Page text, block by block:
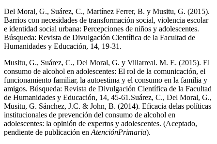
Del Moral, G., Suárez, C., Martínez Ferrer, B. y Musitu, G. (2015).
Barrios con necesidades de transformación social, violencia escolar
e identidad social urbana: Percepciones de niños y adolescentes.
Búsqueda: Revista de Divulgación Científica de la Facultad de
Humanidades y Educación, 14, 19-31.
Musitu, G., Suárez, C., Del Moral, G. y Villarreal. M. E. (2015). El
consumo de alcohol en adolescentes: El rol de la comunicación, el
funcionamiento familiar, la autoestima y el consumo en la familia y
amigos. Búsqueda: Revista de Divulgación Científica de la Facultad
de Humanidades y Educación, 14, 45-61.Suárez, C., Del Moral, G.,
Musitu, G. Sánchez, J.C. & John, B. (2014). Eficacia delas políticas
institucionales de prevención del consumo de alcohol en
adolescentes: la opinión de expertos y adolescentes. (Aceptado,
pendiente de publicación en AtenciónPrimaria).